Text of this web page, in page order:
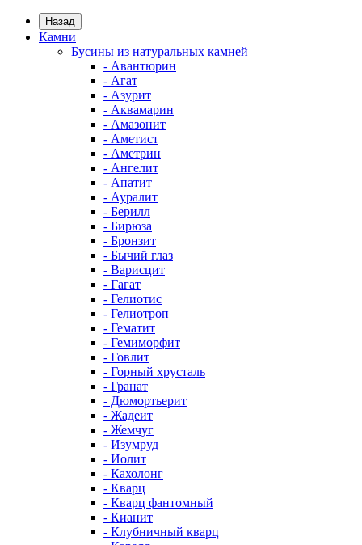
Назад
Камни
Бусины из натуральных камней
- Авантюрин
- Агат
- Азурит
- Аквамарин
- Амазонит
- Аметист
- Аметрин
- Ангелит
- Апатит
- Ауралит
- Берилл
- Бирюза
- Бронзит
- Бычий глаз
- Варисцит
- Гагат
- Гелиотис
- Гелиотроп
- Гематит
- Гемиморфит
- Говлит
- Горный хрусталь
- Гранат
- Дюмортьерит
- Жадеит
- Жемчуг
- Изумруд
- Иолит
- Кахолонг
- Кварц
- Кварц фантомный
- Кианит
- Клубничный кварц